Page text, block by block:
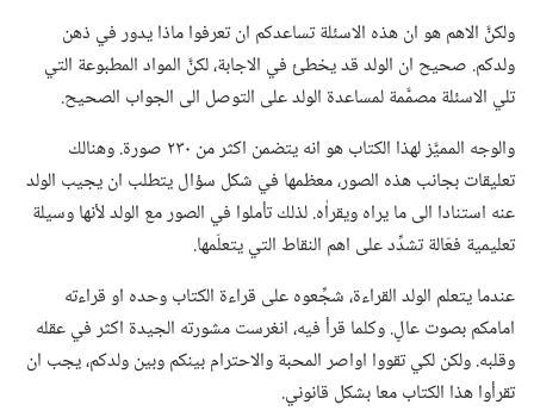
ولكنَّ الاهم هو ان هذه الاسئلة تساعدكم ان تعرفوا ماذا يدور في ذهن
ولدكم.‏ صحيح ان الولد قد يخطئ في الاجابة،‏ لكنَّ المواد المطبوعة التي
تلي الاسئلة مصمَّمة لمساعدة الولد على التوصل الى الجواب الصحيح.‏
والوجه المميَّز لهذا الكتاب هو انه يتضمن اكثر من ٢٣٠ صورة.‏ وهنالك
تعليقات بجانب هذه الصور،‏ معظمها في شكل سؤال يتطلب ان يجيب الولد
عنه استنادا الى ما يراه ويقراٰه.‏ لذلك تأملوا في الصور مع الولد لأنها وسيلة
تعليمية فعّالة تشدِّد على اهم النقاط التي يتعلّمها.‏
عندما يتعلم الولد القراءة،‏ شجِّعوه على قراءة الكتاب وحده او قراءته
امامكم بصوت عالٍ.‏ وكلما قرأ فيه،‏ انغرست مشورته الجيدة اكثر في عقله
وقلبه.‏ ولكن لكي تقووا اواصر المحبة والاحترام بينكم وبين ولدكم،‏ يجب ان
تقرأوا هذا الكتاب معا بشكل قانوني.‏